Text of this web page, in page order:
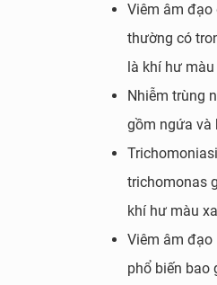
Viêm âm đạo
thường có
là khí hư
Nhiễm trùng
gồm ngứa và
trichomonas
khí hư màu
Viêm âm đạo
phổ biến bao